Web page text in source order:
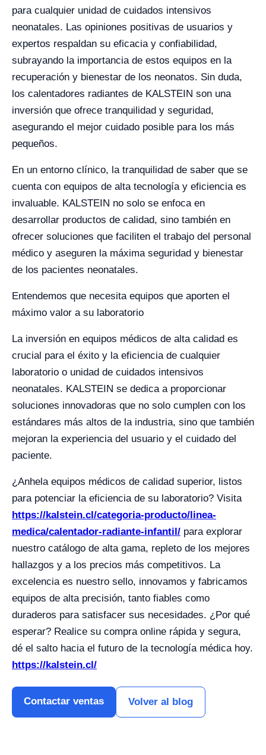
para cualquier unidad de cuidados intensivos
neonatales. Las opiniones positivas de usuarios y
expertos respaldan su eficacia y confiabilidad,
subrayando la importancia de estos equipos en la
recuperación y bienestar de los neonatos. Sin duda,
los calentadores radiantes de KALSTEIN son una
inversión que ofrece tranquilidad y seguridad,
asegurando el mejor cuidado posible para los más
pequeños.
En un entorno clínico, la tranquilidad de saber que se
cuenta con equipos de alta tecnología y eficiencia es
invaluable. KALSTEIN no solo se enfoca en
desarrollar productos de calidad, sino también en
ofrecer soluciones que faciliten el trabajo del personal
médico y aseguren la máxima seguridad y bienestar
de los pacientes neonatales.
Entendemos que necesita equipos que aporten el
máximo valor a su laboratorio
La inversión en equipos médicos de alta calidad es
crucial para el éxito y la eficiencia de cualquier
laboratorio o unidad de cuidados intensivos
neonatales. KALSTEIN se dedica a proporcionar
soluciones innovadoras que no solo cumplen con los
estándares más altos de la industria, sino que también
mejoran la experiencia del usuario y el cuidado del
paciente.
¿Anhela equipos médicos de calidad superior, listos
para potenciar la eficiencia de su laboratorio? Visita
https://kalstein.cl/categoria-producto/linea-
medica/calentador-radiante-infantil/ para explorar
nuestro catálogo de alta gama, repleto de los mejores
hallazgos y a los precios más competitivos. La
excelencia es nuestro sello, innovamos y fabricamos
equipos de alta precisión, tanto fiables como
duraderos para satisfacer sus necesidades. ¿Por qué
esperar? Realice su compra online rápida y segura,
dé el salto hacia el futuro de la tecnología médica hoy.
https://kalstein.cl/
Contactar ventas Volver al blog